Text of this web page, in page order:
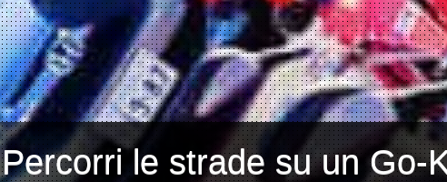
Percorri le strade su un Go-